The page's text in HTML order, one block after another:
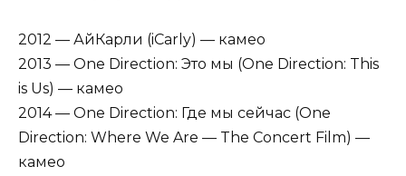
2012 — АйКарли (iCarly) — камео
2013 — One Direction: Это мы (One Direction: This
is Us) — камео
2014 — One Direction: Где мы сейчас (One
Direction: Where We Are — The Concert Film) —
камео